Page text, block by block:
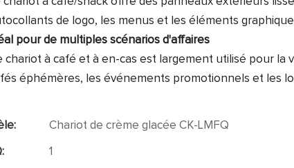
de logo, les menus et les éléments
pour de multiples scénarios d'affaires
chariot à café et à en-cas est largement utilisé pour la
éphémères, les événements promotionnels et les
Chariot de crème glacée CK-LMFQ
1